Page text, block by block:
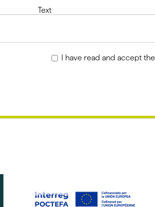
Text
I have read and accept the